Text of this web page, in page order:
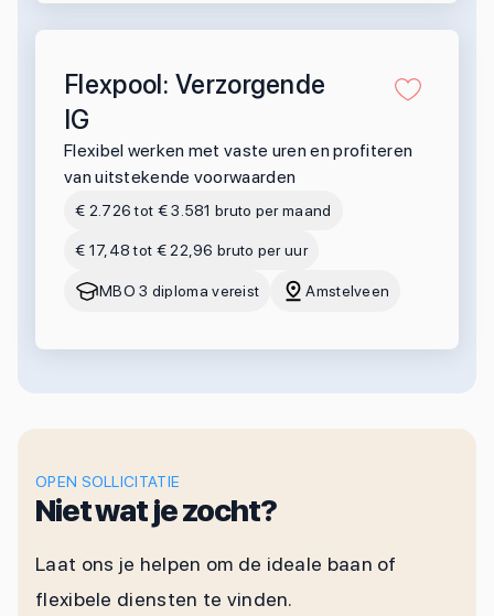
Flexpool: Verzorgende
IG
Flexibel werken met vaste uren en profiteren
van uitstekende voorwaarden
€ 2.726 tot € 3.581 bruto per maand
€ 17,48 tot € 22,96 bruto per uur
MBO 3 diploma vereist Amstelveen
OPEN SOLLICITATIE
Niet wat je zocht?
Laat ons je helpen om de ideale baan of
flexibele diensten te vinden.